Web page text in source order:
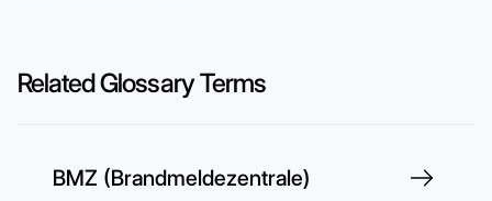
Related Glossary Terms
BMZ (Brandmeldezentrale)